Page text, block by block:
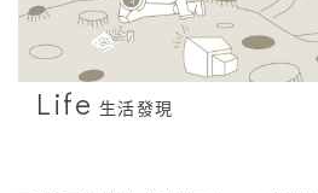
Life 生活發現